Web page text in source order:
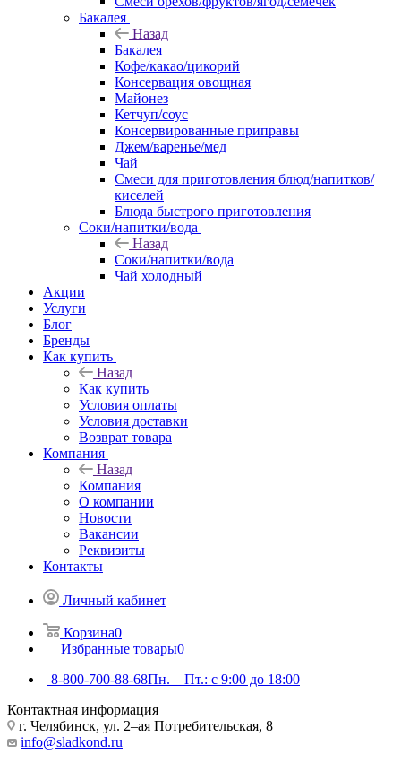
Бакалея
Назад
Бакалея
Кофе/какао/цикорий
Консервация овощная
Майонез
Кетчуп/соус
Консервированные приправы
Джем/варенье/мед
Чай
Смеси для приготовления блюд/напитков/
киселей
Блюда быстрого приготовления
Соки/напитки/вода
Назад
Соки/напитки/вода
Чай холодный
Акции
Услуги
Блог
Бренды
Как купить
Назад
Как купить
Условия оплаты
Условия доставки
Возврат товара
Компания
Назад
Компания
О компании
Новости
Вакансии
Реквизиты
Контакты
Личный кабинет
Корзина0
Избранные товары0
8-800-700-88-68Пн. – Пт.: с 9:00 до 18:00
Контактная информация
г. Челябинск, ул. 2–ая Потребительская, 8
info@sladkond.ru